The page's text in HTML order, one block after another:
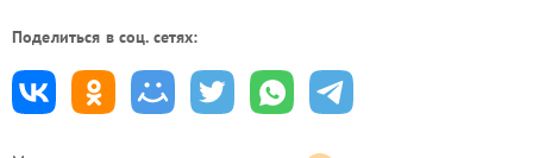
Поделиться в соц. сетях: